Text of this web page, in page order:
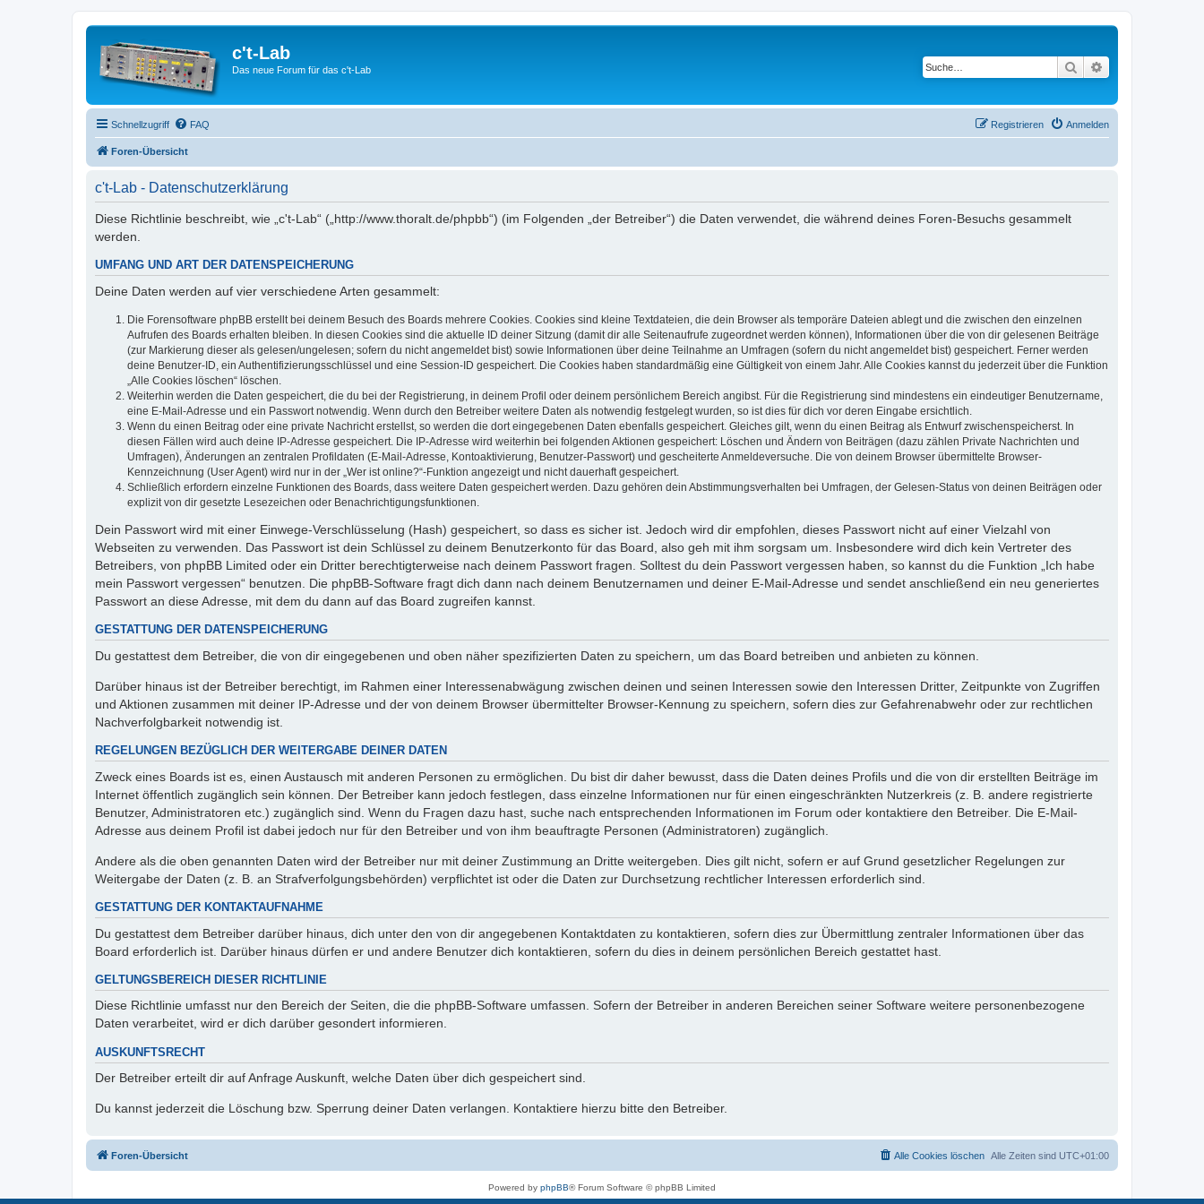
c't-Lab
Das neue Forum für das c't-Lab Suche
Schnellzugriff FAQ Anmelden
Registrieren
Foren-Übersicht
c't-Lab - Datenschutzerklärung
Diese Richtlinie beschreibt, wie „c't-Lab“ („http://www.thoralt.de/phpbb“) (im Folgenden „der Betreiber“) die Daten verwendet, die während deines Foren-Besuchs gesammelt
werden.
UMFANG UND ART DER DATENSPEICHERUNG
Deine Daten werden auf vier verschiedene Arten gesammelt:
Die Forensoftware phpBB erstellt bei deinem Besuch des Boards mehrere Cookies. Cookies sind kleine Textdateien, die dein Browser als temporäre Dateien ablegt und die zwischen den einzelnen
Aufrufen des Boards erhalten bleiben. In diesen Cookies sind die aktuelle ID deiner Sitzung (damit dir alle Seitenaufrufe zugeordnet werden können), Informationen über die von dir gelesenen Beiträge
(zur Markierung dieser als gelesen/ungelesen; sofern du nicht angemeldet bist) sowie Informationen über deine Teilnahme an Umfragen (sofern du nicht angemeldet bist) gespeichert. Ferner werden
deine Benutzer-ID, ein Authentifizierungsschlüssel und eine Session-ID gespeichert. Die Cookies haben standardmäßig eine Gültigkeit von einem Jahr. Alle Cookies kannst du jederzeit über die Funktion
„Alle Cookies löschen“ löschen.
Weiterhin werden die Daten gespeichert, die du bei der Registrierung, in deinem Profil oder deinem persönlichem Bereich angibst. Für die Registrierung sind mindestens ein eindeutiger Benutzername,
eine E-Mail-Adresse und ein Passwort notwendig. Wenn durch den Betreiber weitere Daten als notwendig festgelegt wurden, so ist dies für dich vor deren Eingabe ersichtlich.
Wenn du einen Beitrag oder eine private Nachricht erstellst, so werden die dort eingegebenen Daten ebenfalls gespeichert. Gleiches gilt, wenn du einen Beitrag als Entwurf zwischenspeicherst. In
diesen Fällen wird auch deine IP-Adresse gespeichert. Die IP-Adresse wird weiterhin bei folgenden Aktionen gespeichert: Löschen und Ändern von Beiträgen (dazu zählen Private Nachrichten und
Umfragen), Änderungen an zentralen Profildaten (E-Mail-Adresse, Kontoaktivierung, Benutzer-Passwort) und gescheiterte Anmeldeversuche. Die von deinem Browser übermittelte Browser-
Kennzeichnung (User Agent) wird nur in der „Wer ist online?“-Funktion angezeigt und nicht dauerhaft gespeichert.
Schließlich erfordern einzelne Funktionen des Boards, dass weitere Daten gespeichert werden. Dazu gehören dein Abstimmungsverhalten bei Umfragen, der Gelesen-Status von deinen Beiträgen oder
explizit von dir gesetzte Lesezeichen oder Benachrichtigungsfunktionen.
Dein Passwort wird mit einer Einwege-Verschlüsselung (Hash) gespeichert, so dass es sicher ist. Jedoch wird dir empfohlen, dieses Passwort nicht auf einer Vielzahl von
Webseiten zu verwenden. Das Passwort ist dein Schlüssel zu deinem Benutzerkonto für das Board, also geh mit ihm sorgsam um. Insbesondere wird dich kein Vertreter des
Betreibers, von phpBB Limited oder ein Dritter berechtigterweise nach deinem Passwort fragen. Solltest du dein Passwort vergessen haben, so kannst du die Funktion „Ich habe
mein Passwort vergessen“ benutzen. Die phpBB-Software fragt dich dann nach deinem Benutzernamen und deiner E-Mail-Adresse und sendet anschließend ein neu generiertes
Passwort an diese Adresse, mit dem du dann auf das Board zugreifen kannst.
GESTATTUNG DER DATENSPEICHERUNG
Du gestattest dem Betreiber, die von dir eingegebenen und oben näher spezifizierten Daten zu speichern, um das Board betreiben und anbieten zu können.
Darüber hinaus ist der Betreiber berechtigt, im Rahmen einer Interessenabwägung zwischen deinen und seinen Interessen sowie den Interessen Dritter, Zeitpunkte von Zugriffen
und Aktionen zusammen mit deiner IP-Adresse und der von deinem Browser übermittelter Browser-Kennung zu speichern, sofern dies zur Gefahrenabwehr oder zur rechtlichen
Nachverfolgbarkeit notwendig ist.
REGELUNGEN BEZÜGLICH DER WEITERGABE DEINER DATEN
Zweck eines Boards ist es, einen Austausch mit anderen Personen zu ermöglichen. Du bist dir daher bewusst, dass die Daten deines Profils und die von dir erstellten Beiträge im
Internet öffentlich zugänglich sein können. Der Betreiber kann jedoch festlegen, dass einzelne Informationen nur für einen eingeschränkten Nutzerkreis (z. B. andere registrierte
Benutzer, Administratoren etc.) zugänglich sind. Wenn du Fragen dazu hast, suche nach entsprechenden Informationen im Forum oder kontaktiere den Betreiber. Die E-Mail-
Adresse aus deinem Profil ist dabei jedoch nur für den Betreiber und von ihm beauftragte Personen (Administratoren) zugänglich.
Andere als die oben genannten Daten wird der Betreiber nur mit deiner Zustimmung an Dritte weitergeben. Dies gilt nicht, sofern er auf Grund gesetzlicher Regelungen zur
Weitergabe der Daten (z. B. an Strafverfolgungsbehörden) verpflichtet ist oder die Daten zur Durchsetzung rechtlicher Interessen erforderlich sind.
GESTATTUNG DER KONTAKTAUFNAHME
Du gestattest dem Betreiber darüber hinaus, dich unter den von dir angegebenen Kontaktdaten zu kontaktieren, sofern dies zur Übermittlung zentraler Informationen über das
Board erforderlich ist. Darüber hinaus dürfen er und andere Benutzer dich kontaktieren, sofern du dies in deinem persönlichen Bereich gestattet hast.
GELTUNGSBEREICH DIESER RICHTLINIE
Diese Richtlinie umfasst nur den Bereich der Seiten, die die phpBB-Software umfassen. Sofern der Betreiber in anderen Bereichen seiner Software weitere personenbezogene
Daten verarbeitet, wird er dich darüber gesondert informieren.
AUSKUNFTSRECHT
Der Betreiber erteilt dir auf Anfrage Auskunft, welche Daten über dich gespeichert sind.
Du kannst jederzeit die Löschung bzw. Sperrung deiner Daten verlangen. Kontaktiere hierzu bitte den Betreiber.
Foren-Übersicht Alle Zeiten sind UTC+01:00
Alle Cookies löschen
Powered by phpBB® Forum Software © phpBB Limited